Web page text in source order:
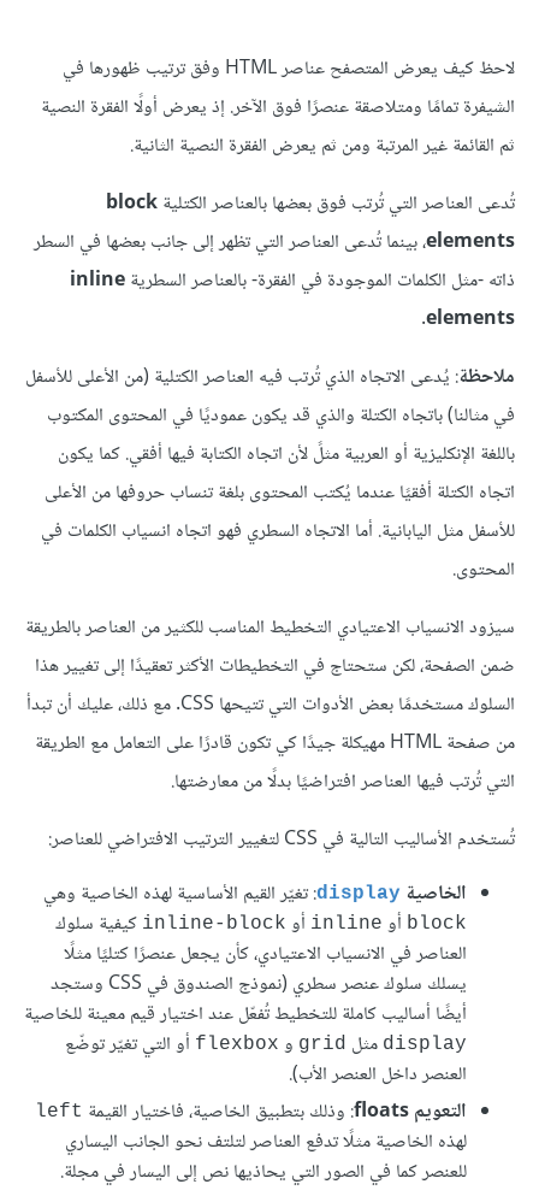
لاحظ كيف يعرض المتصفح عناصر HTML وفق ترتيب ظهورها في
الشيفرة تمامًا ومتلاصقة عنصرًا فوق الآخر. إذ يعرض أولًا الفقرة النصية
ثم القائمة غير المرتبة ومن ثم يعرض الفقرة النصية الثانية.
تُدعى العناصر التي تُرتب فوق بعضها بالعناصر الكتليةblock
elements، بينما تُدعى العناصر التي تظهر إلى جانب بعضها في السطر
ذاته -مثل الكلمات الموجودة في الفقرة- بالعناصر السطريةinline
elements
.
ملاحظة: يُدعى الاتجاه الذي تُرتب فيه العناصر الكتلية (من الأعلى للأسفل
في مثالنا) باتجاه الكتلة والذي قد يكون عموديًا في المحتوى المكتوب
باللغة الإنكليزية أو العربية مثلً لأن اتجاه الكتابة فيها أفقي. كما يكون
اتجاه الكتلة أفقيًا عندما يُكتب المحتوى بلغة تنساب حروفها من الأعلى
للأسفل مثل اليابانية. أما الاتجاه السطري فهو اتجاه انسياب الكلمات في
المحتوى.
سيزود الانسياب الاعتيادي التخطيط المناسب للكثير من العناصر بالطريقة
ضمن الصفحة، لكن ستحتاج في التخطيطات الأكثر تعقيدًا إلى تغيير هذا
السلوك مستخدمًا بعض الأدوات التي تتيحها CSS. مع ذلك، عليك أن تبدأ
من صفحة HTML مهيكلة جيدًا كي تكون قادرًا على التعامل مع الطريقة
التي تُرتب فيها العناصر افتراضيًا بدلًا من معارضتها.
تُستخدم الأساليب التالية في CSS لتغيير الترتيب الافتراضي للعناصر:
الخاصية display: تغيّر القيم الأساسية لهذه الخاصية وهي
block أو inline أو inline-block كيفية سلوك
العناصر في الانسياب الاعتيادي، كأن يجعل عنصرًا كتليًا مثلًا
يسلك سلوك عنصر سطري (نموذج الصندوق في CSS وستجد
أيضًا أساليب كاملة للتخطيط تُفعّل عند اختيار قيم معينة للخاصية
display مثل grid و flexbox أو التي تغيّر توضّع
العنصر داخل العنصر الأب).
التعويم floats
: وذلك بتطبيق الخاصية، فاختيار القيمة left
لهذه الخاصية مثلًا تدفع العناصر لتلتف نحو الجانب اليساري
للعنصر كما في الصور التي يحاذيها نص إلى اليسار في مجلة.